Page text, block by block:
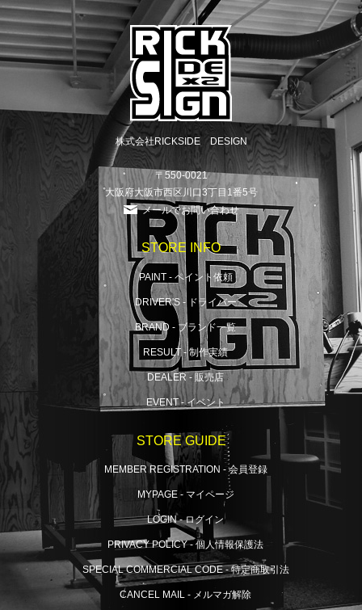
株式会社RICKSIDE DESIGN
〒550-0021
大阪府大阪市西区川口3丁目1番5号
メールでお問い合わせ
STORE INFO
PAINT - ペイント依頼
DRIVER'S - ドライバー
BRAND - ブランド一覧
RESULT - 制作実績
DEALER - 販売店
EVENT - イベント
STORE GUIDE
MEMBER REGISTRATION - 会員登録
MYPAGE - マイページ
LOGIN - ログイン
PRIVACY POLICY - 個人情報保護法
SPECIAL COMMERCIAL CODE - 特定商取引法
CANCEL MAIL - メルマガ解除